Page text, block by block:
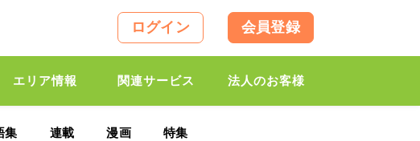
ログイン 会員登録
エリア情報 関連サービス 法人のお客様
集 連載 漫画 特集